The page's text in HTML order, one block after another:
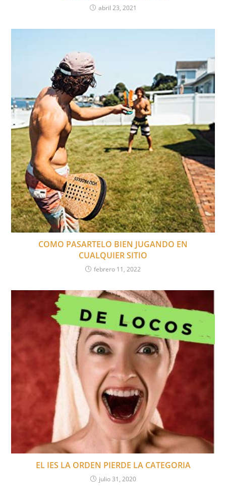
abril 23, 2021
COMO PASARTELO BIEN JUGANDO EN
CUALQUIER SITIO
febrero 11, 2022
EL IES LA ORDEN PIERDE LA CATEGORIA
julio 31, 2020